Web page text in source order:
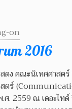
on
2016
ดง คณะนิเทศศาส
สตร์
. 2559 ณ เดอะไท